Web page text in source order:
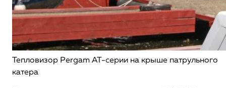
Тепловизор Pergam AT-серии на крыше патрульного
катера